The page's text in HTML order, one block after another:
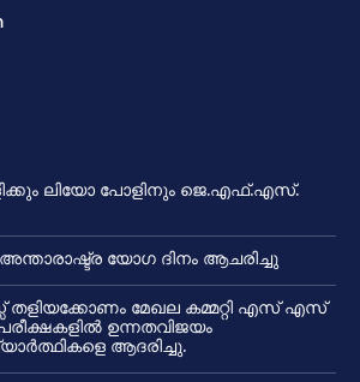
ലിയോ പോളിനും ജെ.എഫ്.എസ്.
യോഗ ദിനം ആചരിച്ചു
മേഖല കമ്മറ്റി എസ് എസ്
ഉന്നതവിജയം
ആദരിച്ചു.